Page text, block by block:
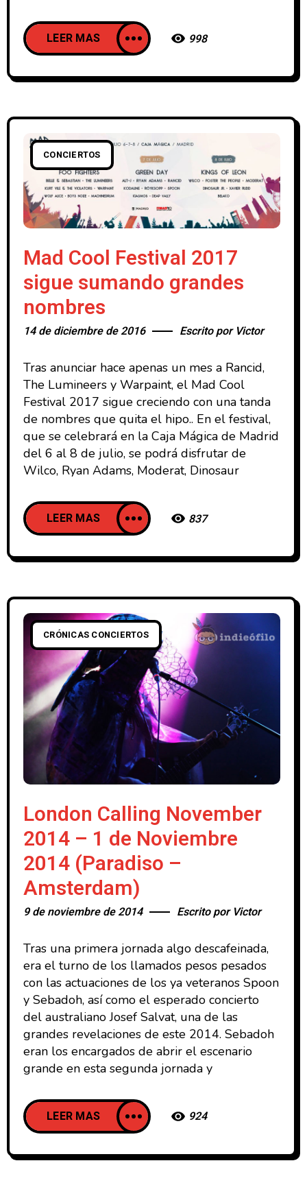
LEER MAS 998
CONCIERTOS
Mad Cool Festival 2017
sigue sumando grandes
nombres
14 de diciembre de 2016 Escrito por Victor
Tras anunciar hace apenas un mes a Rancid,
The Lumineers y Warpaint, el Mad Cool
Festival 2017 sigue creciendo con una tanda
de nombres que quita el hipo.. En el festival,
que se celebrará en la Caja Mágica de Madrid
del 6 al 8 de julio, se podrá disfrutar de
Wilco, Ryan Adams, Moderat, Dinosaur
LEER MAS 837
CRÓNICAS CONCIERTOS
London Calling November
2014 – 1 de Noviembre
2014 (Paradiso –
Amsterdam)
9 de noviembre de 2014 Escrito por Victor
Tras una primera jornada algo descafeinada,
era el turno de los llamados pesos pesados
con las actuaciones de los ya veteranos Spoon
y Sebadoh, así como el esperado concierto
del australiano Josef Salvat, una de las
grandes revelaciones de este 2014. Sebadoh
eran los encargados de abrir el escenario
grande en esta segunda jornada y
LEER MAS 924